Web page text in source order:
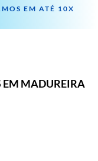
EM ATÉ 10X
EM MADUREIRA